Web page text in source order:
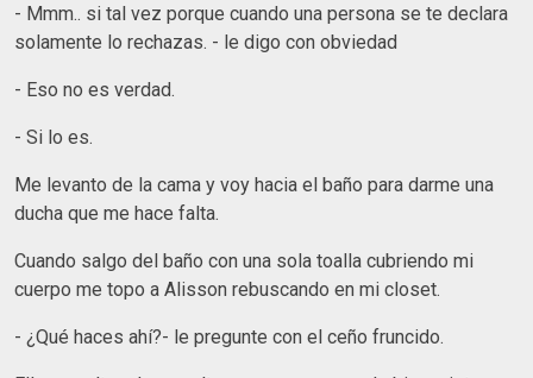
- Mmm.. si tal vez porque cuando una persona se te declara
solamente lo rechazas. - le digo con obviedad
- Eso no es verdad.
- Si lo es.
Me levanto de la cama y voy hacia el baño para darme una
ducha que me hace falta.
Cuando salgo del baño con una sola toalla cubriendo mi
cuerpo me topo a Alisson rebuscando en mi closet.
- ¿Qué haces ahí?- le pregunte con el ceño fruncido.